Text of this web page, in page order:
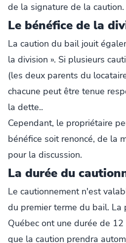
de la signature de la caution.
Le bénéfice de la
La caution du bail jouit
la division ». Si plusieurs
(les deux parents du
chacune peut être tenue
la dette..
Cependant, le propriétaire
bénéfice soit renoncé, de la
pour la discussion.
La durée du
Le cautionnement n'est
du premier terme du bail. La
Québec ont une durée de
que la caution prendra